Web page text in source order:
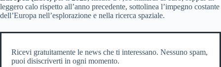
leggero calo rispetto all’anno precedente, sottolinea l’impegno costante
dell’Europa nell’esplorazione e nella ricerca spaziale.
Ricevi gratuitamente le news che ti interessano. Nessuno spam,
puoi disiscriverti in ogni momento.